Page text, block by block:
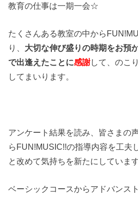
教育の仕事は一期一会☆
たくさんある教室の中から
り、 大切な伸び盛りの時期をお預
で出逢えたことに感謝して、のこ
してまいります。
アンケート結果を読み、皆さまの
らFUN!MUSIC!!の指導内容を工夫
と改めて気持ちを新たにしています
ベーシックコースからアドバンス